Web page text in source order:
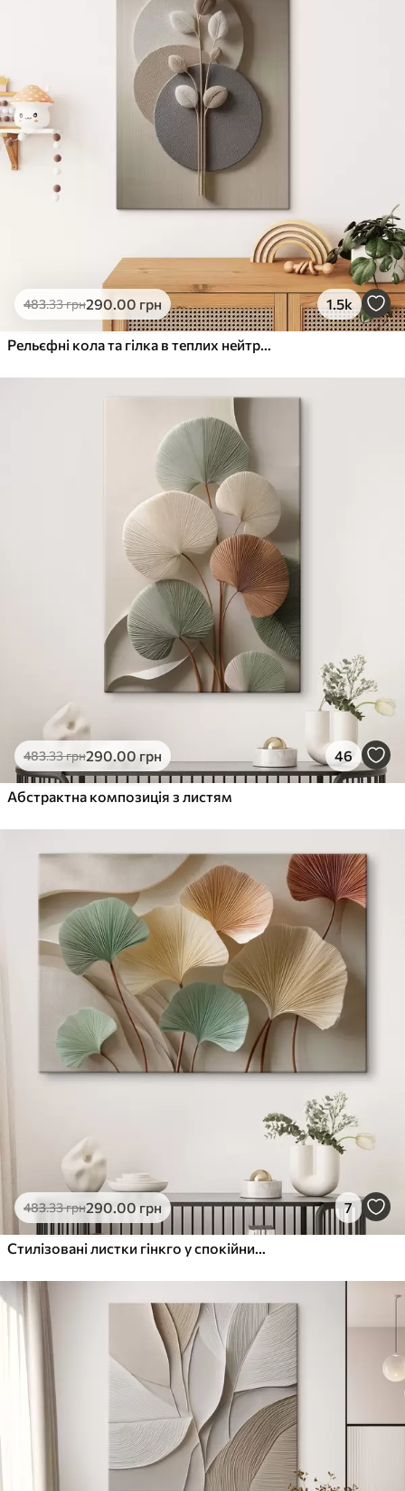
483.33грн290.00 грн 1.5k
Рельєфні кола та гілка в теплих нейтральних тонах
483.33грн290.00 грн 46
Абстрактна композиція з листям
483.33грн290.00 грн 7
Стилізовані листки гінкго у спокійних тонах